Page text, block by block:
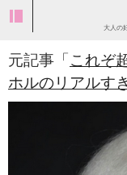
大人の
元記事「これぞ
ホルのリアルす